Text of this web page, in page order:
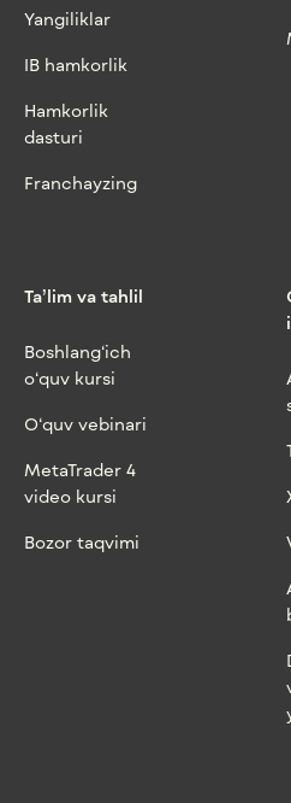
Yangiliklar
IB hamkorlik
Hamkorlik
dasturi
Franchayzing
Ta’lim va tahlil
Boshlang‘ich
o‘quv kursi
O‘quv vebinari
MetaTrader 4
video kursi
Bozor taqvimi